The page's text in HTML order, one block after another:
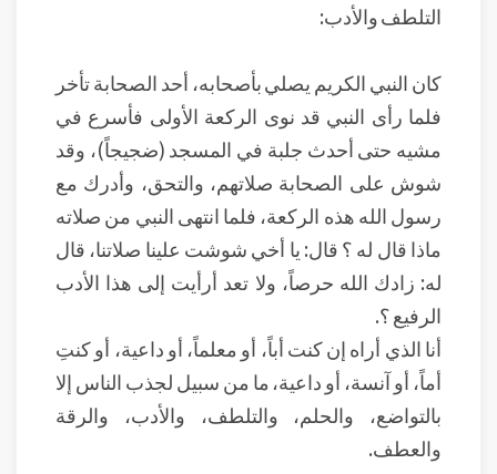
التلطف والأدب:
كان النبي الكريم يصلي بأصحابه، أحد الصحابة تأخر
فلما رأى النبي قد نوى الركعة الأولى فأسرع في
مشيه حتى أحدث جلبة في المسجد (ضجيجاً)، وقد
شوش على الصحابة صلاتهم، والتحق، وأدرك مع
رسول الله هذه الركعة، فلما انتهى النبي من صلاته
ماذا قال له ؟ قال: يا أخي شوشت علينا صلاتنا، قال
له: زادك الله حرصاً، ولا تعد أرأيت إلى هذا الأدب
الرفيع ؟.
أنا الذي أراه إن كنت أباً، أو معلماً، أو داعية، أو كنتِ
أماً، أو آنسة، أو داعية، ما من سبيل لجذب الناس إلا
بالتواضع، والحلم، والتلطف، والأدب، والرقة
والعطف.